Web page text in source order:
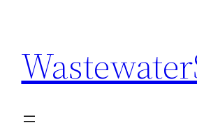
contenido